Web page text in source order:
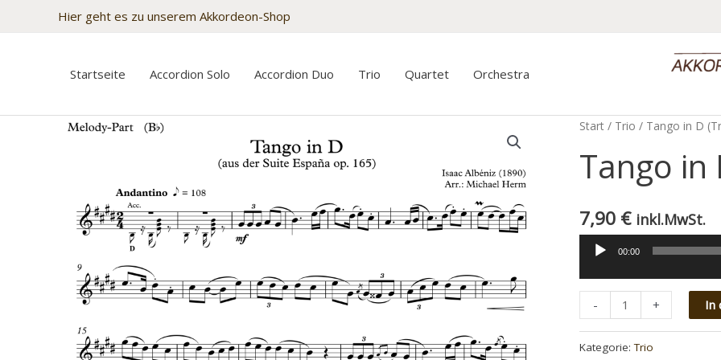
Hier geht es zu unserem Akkordeon-Shop
Startseite Accordion Solo Accordion Duo Trio Quartet Orchestra
Start / Trio / Tango in D
Tango in
7,90 € inkl.MwSt.
Audio-
Player
00:00
Quantity
-
in
D
Quantity
+ In
Kategorie:Trio